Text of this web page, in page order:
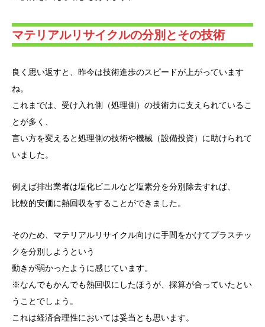
マテリアルリサイクルの分別とその技術
良く思い返すと、昨今は技術進歩のスピードが上がっています
ね。
これまでは、受け入れ側（処理側）の技術力に支えられているこ
とが多く、
言い方を変えると処理側の技術や機械（設備投資）に助けられて
いました。
例えば排出業者は塩化ビニルなど塩素分を分別除去すれば、
比較的安価に熱回収をすることができました。
そのため、マテリアルリサイクル向けに手間をかけてプラスチッ
クを分別しようという
動きが弱かったように感じています。
※なんでもかんでも熱回収にしたほうが、採算が合っていたとい
うことでしょう。
これは経済合理性においては妥当とも思います。